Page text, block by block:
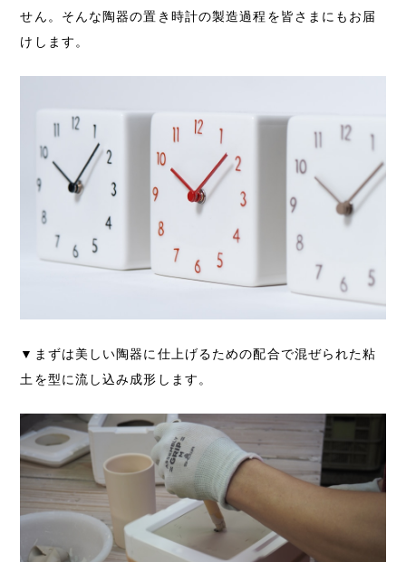
せん。そんな陶器の置き時計の製造過程を皆さまにもお届
けします。
▼まずは美しい陶器に仕上げるための配合で混ぜられた粘
土を型に流し込み成形します。